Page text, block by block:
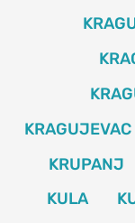
KRUPANJ
KULA